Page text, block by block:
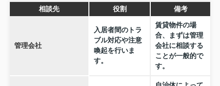
相談先 役割 備考
管理会社
入居者間のトラ
ブル対応や注意
喚起を行いま
す。
賃貸物件の場
合、まずは管理
会社に相談する
ことが一般的で
す。